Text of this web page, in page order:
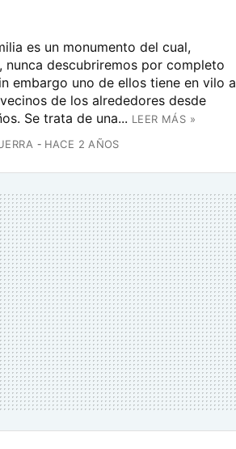
es un monumento del cual,
nunca descubriremos por completo
embargo uno de ellos tiene en vilo a
de los alrededores desde
Se trata de una... LEER MÁS »
HACE 2 AÑOS